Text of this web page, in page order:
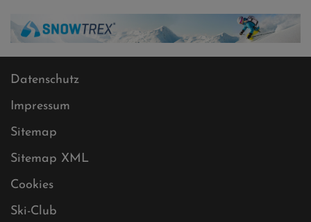
Datenschutz
Impressum